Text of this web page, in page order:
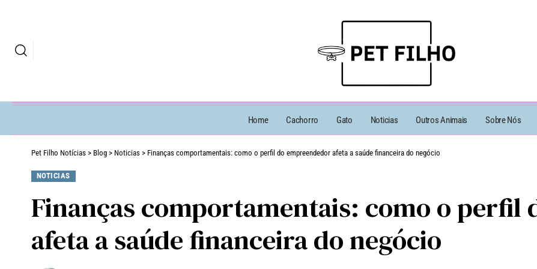
Home Cachorro Gato Noticias Outros Animais Sobre Nós
Pet Filho Notícias > Blog > Noticias > Finanças comportamentais: como o perfil do empreendedor afeta a saúde financeira do negócio
NOTICIAS
Finanças comportamentais: como o perfil
afeta a saúde financeira do negócio